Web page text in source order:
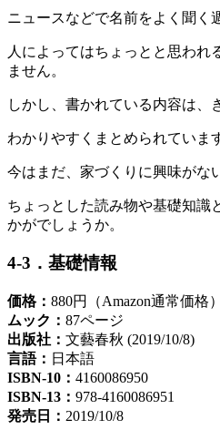
ニュースなどで名前をよく聞く
人によってはちょっとと思われ
ません。
しかし、書かれている内容は、
わかりやすくまとめられていま
今はまだ、家づくりに興味がな
ちょっとした読み物や基礎知識
かがでしょうか。
4-3．基礎情報
価格： 880円（Amazon通常価格）
ムック： 87ページ
出版社： 文藝春秋 (2019/10/8)
言語： 日本語
ISBN-10： 4160086950
ISBN-13： 978-4160086951
発売日： 2019/10/8